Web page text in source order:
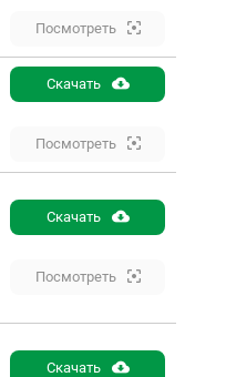
Посмотреть
Скачать
Посмотреть
Скачать
Посмотреть
Скачать